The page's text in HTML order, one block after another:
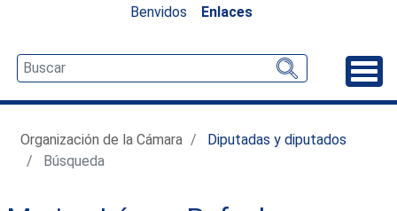
Benvidos
Enlaces
Organización de la Cámara
Diputadas y diputados
Búsqueda